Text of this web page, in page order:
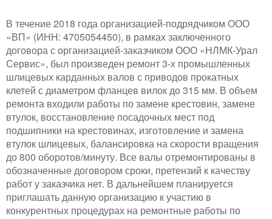
В течение 2018 года организацией-подрядчиком ООО
«ВП» (ИНН: 4705054450), в рамках заключенного
договора с организацией-заказчиком ООО «НЛМК-Урал
Сервис», был произведен ремонт 3-х промышленных
шлицевых карданных валов с приводов прокатных
клетей с диаметром фланцев вилок до 315 мм. В объем
ремонта входили работы по замене крестовин, замене
втулок, восстановление посадочных мест под
подшипники на крестовинах, изготовление и замена
втулок шлицевых, балансировка на скорости вращения
до 800 оборотов/минуту. Все валы отремонтированы в
обозначенные договором сроки, претензий к качеству
работ у заказчика нет. В дальнейшем планируется
приглашать данную организацию к участию в
конкурентных процедурах на ремонтные работы по